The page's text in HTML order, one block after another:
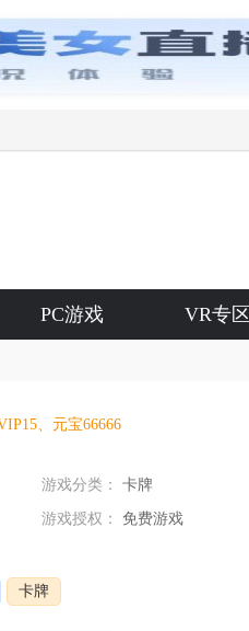
PC游戏 VR专区
、元宝66666
游戏分类： 卡牌
游戏授权： 免费游戏
卡牌